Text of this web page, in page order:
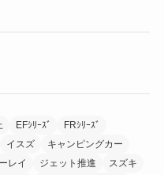
EFｼﾘｰｽﾞ
FRｼﾘｰｽﾞ
イスズ
キャンピングカー
レイ ジェット推進
スズキ